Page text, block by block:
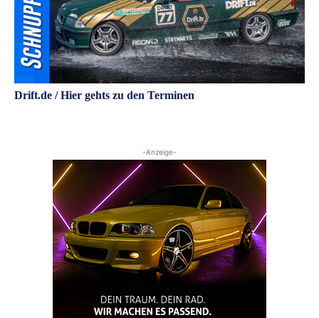
Drift.de / Hier gehts zu den Terminen
-Anzeige-